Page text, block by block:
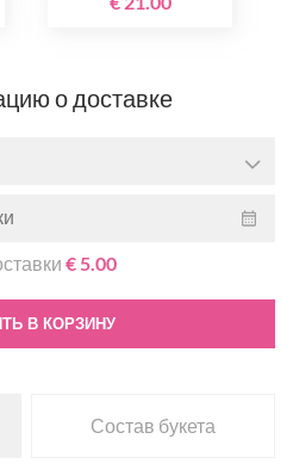
о доставке
€ 5.00
В КОРЗИНУ
Состав букета